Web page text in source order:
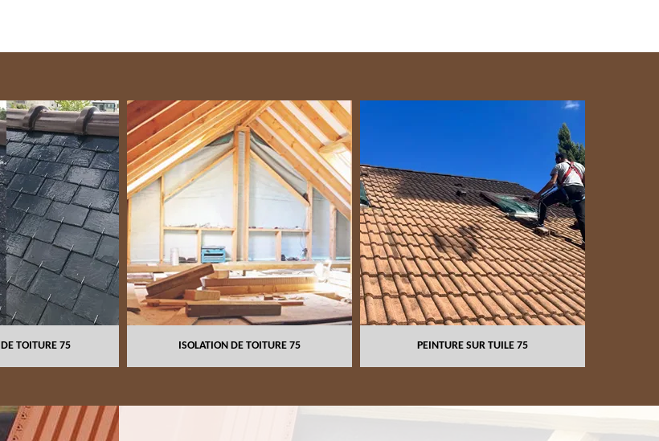
TOITURE 75 ISOLATION DE TOITURE 75 PEINTURE SUR TUILE 75